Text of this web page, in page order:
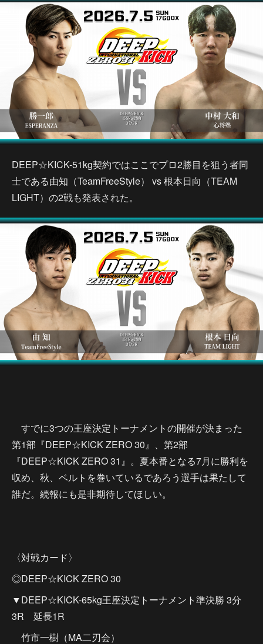
DEEP☆KICK-51kg契約ではここでプロ2勝目を狙う者同
士である由知（TeamFreeStyle） vs 根本日向（TEAM
LIGHT）の2戦も発表された。
すでに3つの王座決定トーナメントの開催が決まった
第1部『DEEP☆KICK ZERO 30』、第2部
『DEEP☆KICK ZERO 31』。夏本番となる7月に勝利を
収め、秋、ベルトを巻いているであろう選手は果たして
誰だ。続報にも是非期待してほしい。
〈対戦カード〉
◎DEEP☆KICK ZERO 30
▼DEEP☆KICK-65kg王座決定トーナメント準決勝 3分
3R 延長1R
竹市一樹（MA二刃会）